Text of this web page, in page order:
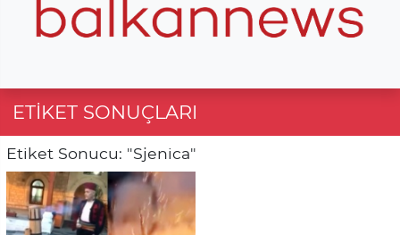
ETIKET SONUÇLARI
Etiket Sonucu: "Sjenica"